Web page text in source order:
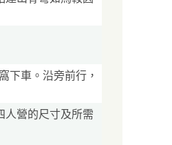
下車。沿旁前行，
人營的尺寸及所需